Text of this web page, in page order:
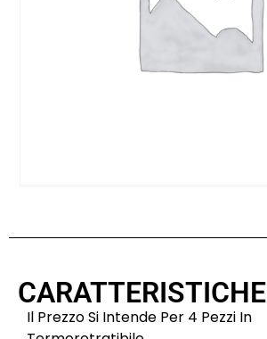
CARATTERISTICHE
Il Prezzo Si Intende Per 4 Pezzi In